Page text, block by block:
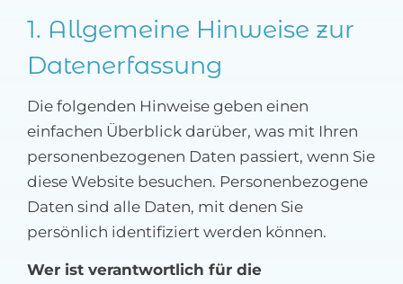
1. Allgemeine Hinweise zur
Datenerfassung
Die folgenden Hinweise geben einen
einfachen Überblick darüber, was mit Ihren
personenbezogenen Daten passiert, wenn Sie
diese Website besuchen. Personenbezogene
Daten sind alle Daten, mit denen Sie
persönlich identifiziert werden können.
Wer ist verantwortlich für die